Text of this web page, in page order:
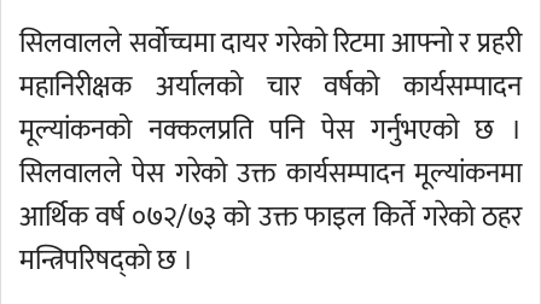
सिलवालले सर्वोच्चमा दायर गरेको रिटमा आफ्नो र प्रहरी
महानिरीक्षक अर्यालको चार वर्षको कार्यसम्पादन
मूल्यांकनको नक्कलप्रति पनि पेस गर्नुभएको छ ।
सिलवालले पेस गरेको उक्त कार्यसम्पादन मूल्यांकनमा
आर्थिक वर्ष ०७२/७३ को उक्त फाइल किर्ते गरेको ठहर
मन्त्रिपरिषद्को छ ।